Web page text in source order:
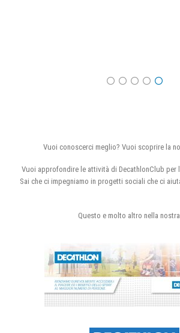
Vuoi conoscerci meglio? Vuoi scoprire la
Vuoi approfondire le attività di DecathlonClub per
Sai che ci impegniamo in progetti sociali che ci
Questo e molto altro nella